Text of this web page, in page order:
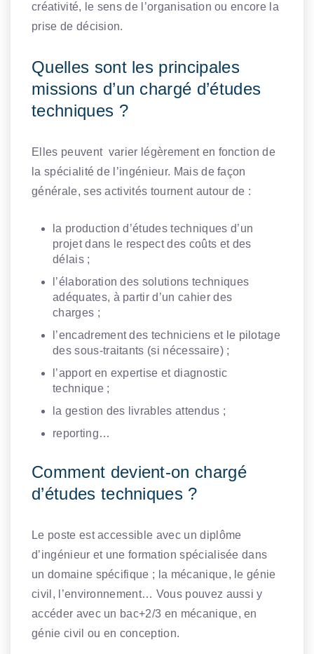
créativité, le sens de l’organisation ou encore la
prise de décision.
Quelles sont les principales
missions d’un chargé d’études
techniques ?
Elles peuvent varier légèrement en fonction de
la spécialité de l’ingénieur. Mais de façon
générale, ses activités tournent autour de :
la production d’études techniques d’un
projet dans le respect des coûts et des
délais ;
l’élaboration des solutions techniques
adéquates, à partir d’un cahier des
charges ;
l’encadrement des techniciens et le pilotage
des sous-traitants (si nécessaire) ;
l’apport en expertise et diagnostic
technique ;
la gestion des livrables attendus ;
reporting…
Comment devient-on chargé
d’études techniques ?
Le poste est accessible avec un diplôme
d’ingénieur et une formation spécialisée dans
un domaine spécifique ; la mécanique, le génie
civil, l’environnement… Vous pouvez aussi y
accéder avec un bac+2/3 en mécanique, en
génie civil ou en conception.